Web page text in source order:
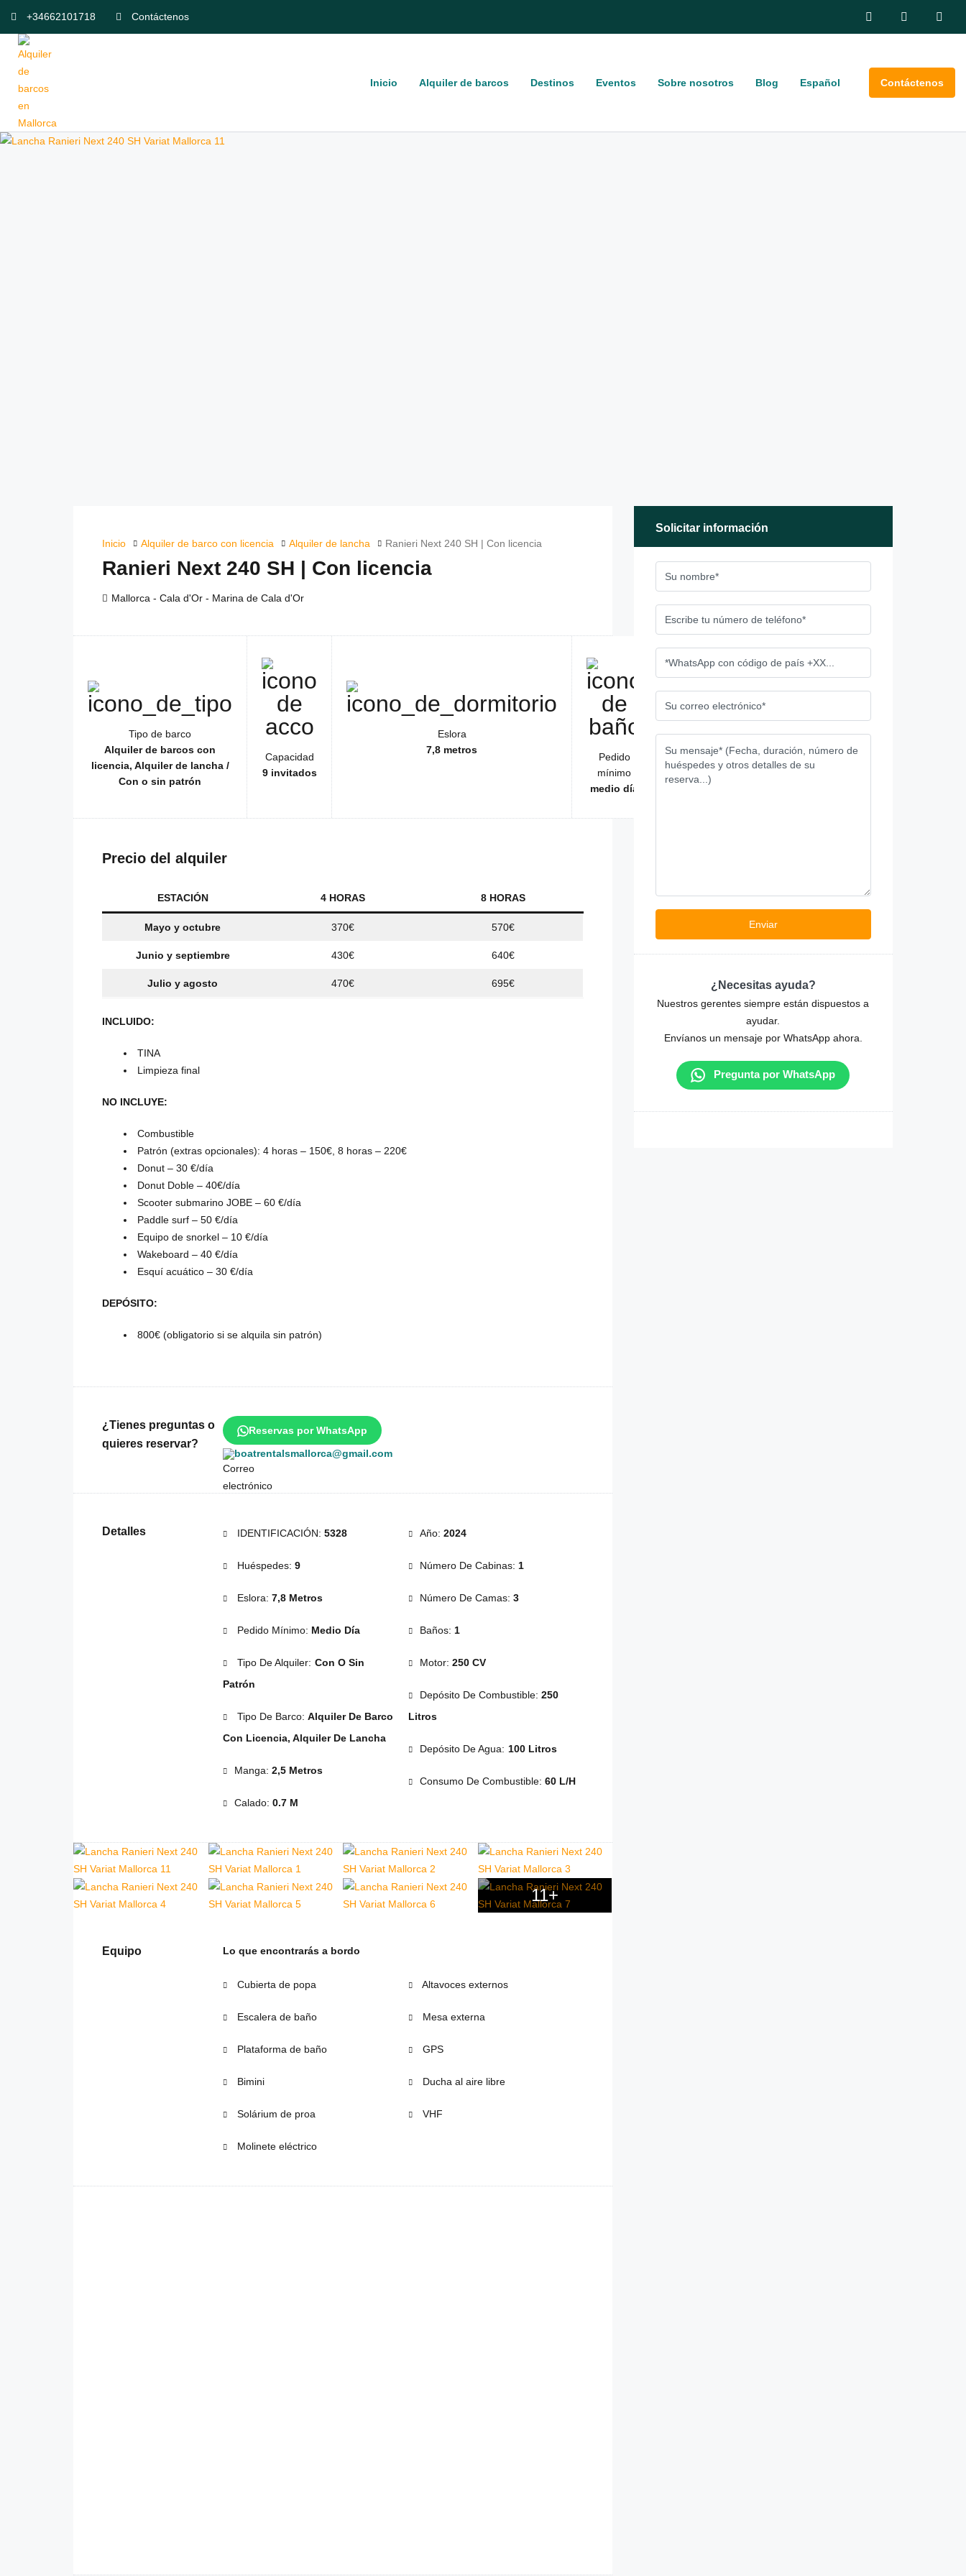
+34662101718 Contáctenos
Inicio Alquiler de barcos Destinos Eventos Sobre nosotros Blog Español Contáctenos
Inicio Alquiler de barco con licencia Alquiler de lancha Ranieri Next 240 SH | Con licencia
Ranieri Next 240 SH | Con licencia
Mallorca - Cala d'Or - Marina de Cala d'Or
Tipo de barco
Alquiler de barcos con
licencia, Alquiler de lancha /
Con o sin patrón
Capacidad
9 invitados
Eslora
7,8 metros
Pedido
mínimo
medio día
Precio del alquiler
ESTACIÓN 4 HORAS 8 HORAS
Mayo y octubre 370€ 570€
Junio y septiembre 430€ 640€
Julio y agosto 470€ 695€
INCLUIDO:
TINA
Limpieza final
NO INCLUYE:
Combustible
Patrón (extras opcionales): 4 horas – 150€, 8 horas – 220€
Donut – 30 €/día
Donut Doble – 40€/día
Scooter submarino JOBE – 60 €/día
Paddle surf – 50 €/día
Equipo de snorkel – 10 €/día
Wakeboard – 40 €/día
Esquí acuático – 30 €/día
DEPÓSITO:
800€ (obligatorio si se alquila sin patrón)
¿Tienes preguntas o
quieres reservar?
Reservas por WhatsApp
boatrentalsmallorca@gmail.com
Detalles IDENTIFICACIÓN: 5328
Huéspedes: 9
Eslora: 7,8 Metros
Pedido Mínimo: Medio Día
Tipo De Alquiler: Con O Sin
Patrón
Tipo De Barco: Alquiler De Barco
Con Licencia, Alquiler De Lancha
Manga: 2,5 Metros
Calado: 0.7 M
Año: 2024
Número De Cabinas: 1
Número De Camas: 3
Baños: 1
Motor: 250 CV
Depósito De Combustible: 250
Litros
Depósito De Agua: 100 Litros
Consumo De Combustible: 60 L/h
11+
Equipo Lo que encontrarás a bordo
Cubierta de popa
Escalera de baño
Plataforma de baño
Bimini
Solárium de proa
Molinete eléctrico
Altavoces externos
Mesa externa
GPS
Ducha al aire libre
VHF
Solicitar información
¿Necesitas ayuda?
Nuestros gerentes siempre están dispuestos a
ayudar.
Envíanos un mensaje por WhatsApp ahora.
Pregunta por WhatsApp